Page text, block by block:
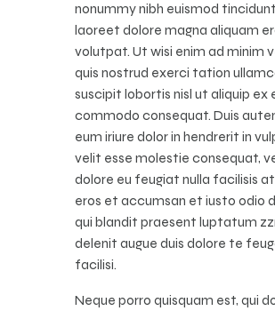
nonummy nibh euismod
laoreet dolore magna aliquam
volutpat. Ut wisi enim ad minim
quis nostrud exerci tation
suscipit lobortis nisl ut aliquip ex
commodo consequat. Duis
eum iriure dolor in hendrerit in
velit esse molestie consequat,
dolore eu feugiat nulla facilisis
eros et accumsan et iusto odio
qui blandit praesent luptatum
delenit augue duis dolore te
facilisi.
Neque porro quisquam est, qui